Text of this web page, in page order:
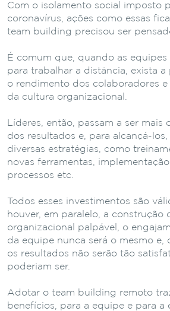
Com o isolamento social imposto
coronavírus, ações como essas
team building precisou ser
É comum que, quando as
para trabalhar a distância, exista
o rendimento dos colaboradores
da cultura organizacional.
Líderes, então, passam a ser
dos resultados e, para alcançá-
diversas estratégias, como
novas ferramentas,
processos etc.
Todos esses investimentos são
houver, em paralelo, a construção
organizacional palpável, o
da equipe nunca será o mesmo e,
os resultados não serão tão
poderiam ser.
Adotar o team building remoto
benefícios, para a equipe e para a